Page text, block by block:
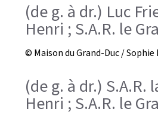
(de g. à dr.) Luc
Henri ; S.A.R. le
© Maison du Grand-Duc / Sophie
(de g. à dr.) S.A.R.
Henri ; S.A.R. le